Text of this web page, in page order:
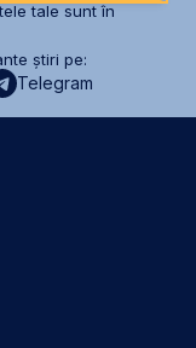
tale sunt în
știri pe:
Telegram